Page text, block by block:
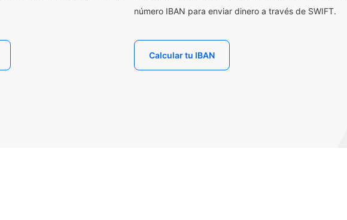
número IBAN para enviar dinero a través de SWIFT.
Calcular tu IBAN